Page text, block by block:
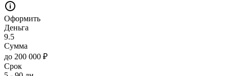
Оформить
Деньга
9.5
Сумма
до 200 000 ₽
Срок